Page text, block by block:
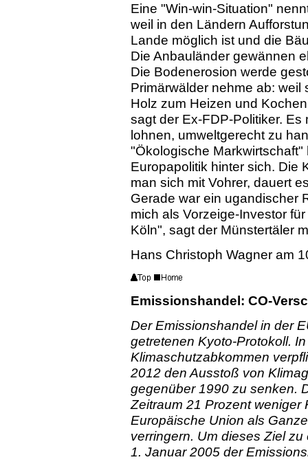
Eine "Win-win-Situation"
weil in den Ländern
Lande möglich ist und die
Die Anbauländer gewännen
Die Bodenerosion werde
Primärwälder nehme ab:
Holz zum Heizen und
sagt der Ex-FDP-Politiker.
lohnen, umweltgerecht zu
"Ökologische
Europapolitik hinter sich. Die
man sich mit Vohrer, dauert
Gerade war ein ugandischer
mich als Vorzeige-Investor
Köln", sagt der Münstertäler
Hans Christoph Wagner am
Emissionshandel: CO-
Der Emissionshandel in der
getretenen Kyoto-Protokoll.
Klimaschutzabkommen
2012 den Ausstoß von
gegenüber 1990 zu senken.
Zeitraum 21 Prozent
Europäische Union als
verringern. Um dieses Ziel
1. Januar 2005 der